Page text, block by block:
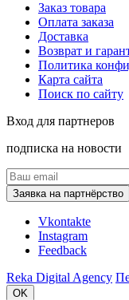
Заказ товара
Оплата заказа
Доставка
Возврат и
Политика
Карта сайта
Поиск по сайту
Вход для партнеров
подписка на новости
Заявка на партнёрство
Vkontakte
Instagram
Feedback
Reka Digital Agency
OK